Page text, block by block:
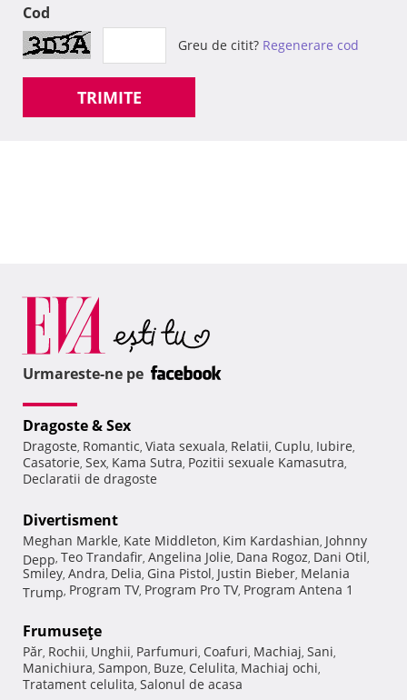
Cod
Greu de citit? Regenerare cod
TRIMITE
Urmareste-ne pe
Dragoste & Sex
Dragoste, Romantic, Viata sexuala, Relatii, Cuplu, Iubire,
Casatorie, Sex, Kama Sutra, Pozitii sexuale Kamasutra,
Declaratii de dragoste
Divertisment
Meghan Markle, Kate Middleton, Kim Kardashian, Johnny
Depp, Teo Trandafir, Angelina Jolie, Dana Rogoz, Dani Otil,
Smiley, Andra, Delia, Gina Pistol, Justin Bieber, Melania
Trump, Program TV, Program Pro TV, Program Antena 1
Frumuseţe
Păr, Rochii, Unghii, Parfumuri, Coafuri, Machiaj, Sani,
Manichiura, Sampon, Buze, Celulita, Machiaj ochi,
Tratament celulita, Salonul de acasa